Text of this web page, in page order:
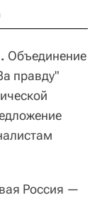
Объединение
правду"
Россия —